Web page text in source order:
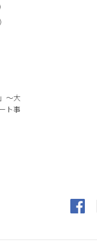
～大
ト事